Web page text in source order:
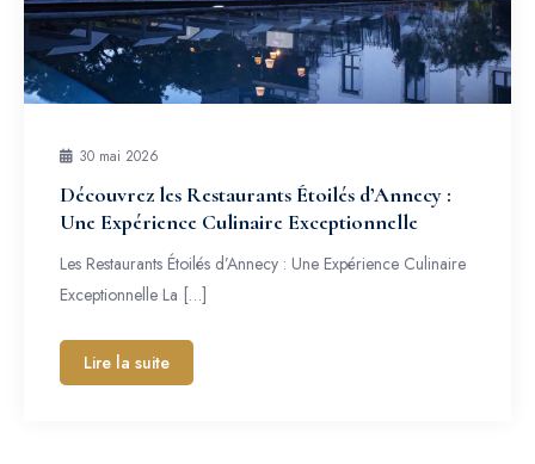
30 mai 2026
Découvrez les Restaurants Étoilés d’Annecy :
Une Expérience Culinaire Exceptionnelle
Les Restaurants Étoilés d’Annecy : Une Expérience Culinaire
Exceptionnelle La […]
Lire la suite